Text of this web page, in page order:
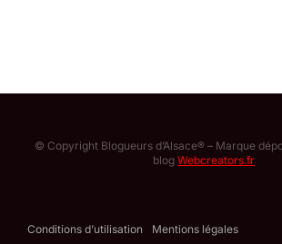
© Copyright Blogueurs d’Alsace® – Marque
blog Webcreators.fr
Conditions d’utilisation Mentions légales